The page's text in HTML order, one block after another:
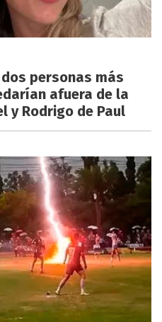
personas más
afuera de la
y Rodrigo de Paul